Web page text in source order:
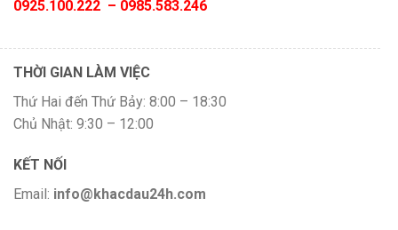
0925.100.222 – 0985.583.246
THỜI GIAN LÀM VIỆC
Thứ Hai đến Thứ Bảy: 8:00 – 18:30
Chủ Nhật: 9:30 – 12:00
KẾT NỐI
Email: info@khacdau24h.com